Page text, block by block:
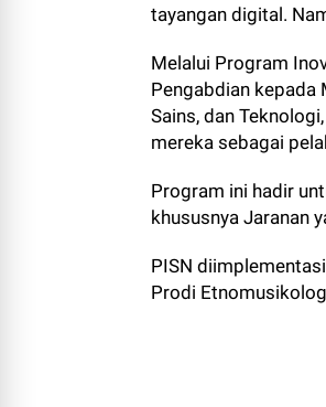
tayangan digital.
Melalui Program
Pengabdian kepada
Sains, dan
mereka sebagai
Program ini hadir
khususnya Jaranan
PISN
Prodi